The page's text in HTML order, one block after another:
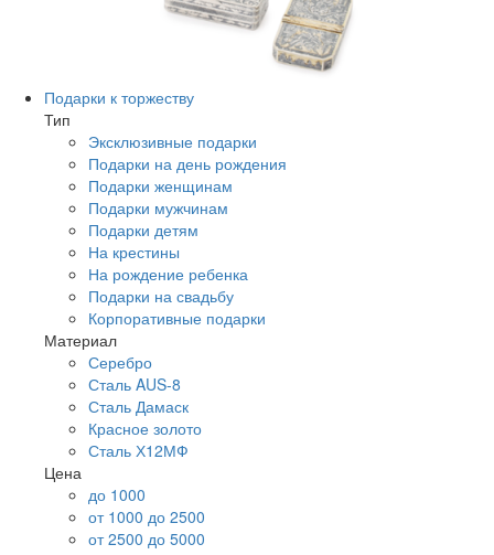
Подарки к торжеству
Тип
Эксклюзивные подарки
Подарки на день рождения
Подарки женщинам
Подарки мужчинам
Подарки детям
На крестины
На рождение ребенка
Подарки на свадьбу
Корпоративные подарки
Материал
Серебро
Сталь AUS-8
Сталь Дамаск
Красное золото
Сталь Х12МФ
Цена
до 1000
от 1000 до 2500
от 2500 до 5000